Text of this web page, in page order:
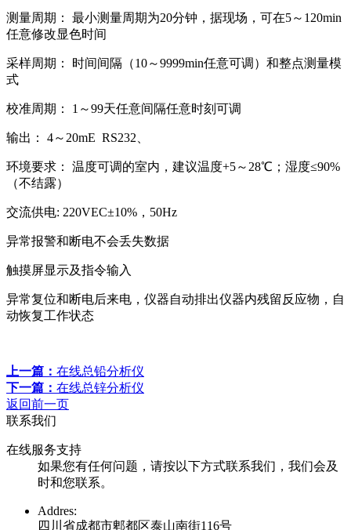
测量周期： 最小测量周期为20分钟，据现场，可在5～120min
任意修改显色时间
采样周期： 时间间隔（10～9999min任意可调）和整点测量模
式
校准周期： 1～99天任意间隔任意时刻可调
输出： 4～20mE RS232、
环境要求： 温度可调的室内，建议温度+5～28℃；湿度≤90%
（不结露）
交流供电: 220VEC±10%，50Hz
异常报警和断电不会丢失数据
触摸屏显示及指令输入
异常复位和断电后来电，仪器自动排出仪器内残留反应物，自
动恢复工作状态
上一篇： 在线总铅分析仪
下一篇： 在线总锌分析仪
返回前一页
联系我们
在线服务支持
如果您有任何问题，请按以下方式联系我们，我们会及
时和您联系。
Addres:
四川省成都市郫都区泰山南街116号